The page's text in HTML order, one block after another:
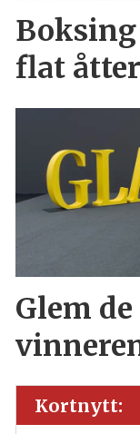
flat åtter
Glem
Kortnytt: